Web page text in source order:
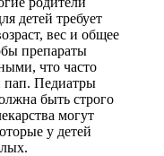
детей требует
вес и общее
препараты
что часто
пап. Педиатры
быть строго
могут
у детей